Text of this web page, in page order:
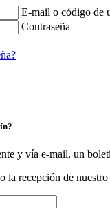
E-mail o código de
Contraseña
y vía e-mail, un
la recepción de